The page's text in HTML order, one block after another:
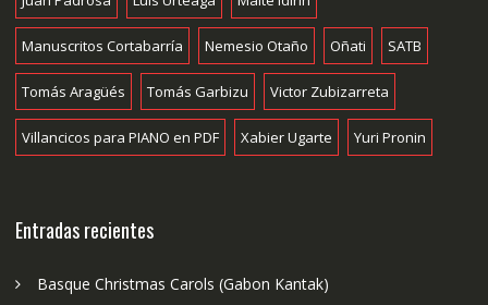
Manuscritos Cortabarría Nemesio Otaño Oñati SATB
Tomás Aragüés Tomás Garbizu Victor Zubizarreta
Villancicos para PIANO en PDF Xabier Ugarte Yuri Pronin
Entradas recientes
Basque Christmas Carols (Gabon Kantak)